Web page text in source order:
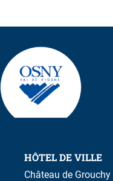
HÔTEL DE VILLE
Château de Grouchy